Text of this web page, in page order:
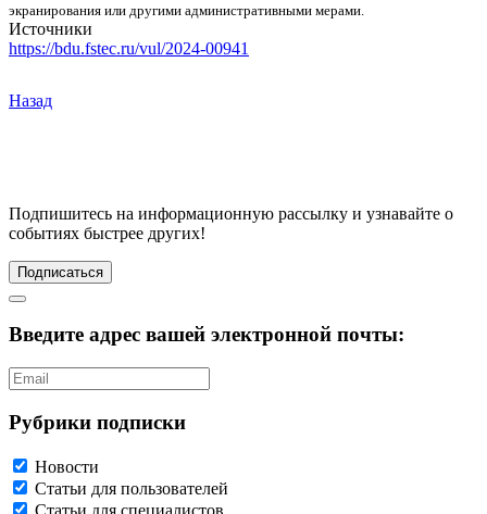
экранирования или другими административными мерами.
Источники
https://bdu.fstec.ru/vul/2024-00941
Назад
Подпишитесь на информационную рассылку и узнавайте о
событиях быстрее других!
Подписаться
Введите адрес вашей электронной почты:
Рубрики подписки
Новости
Статьи для пользователей
Статьи для специалистов